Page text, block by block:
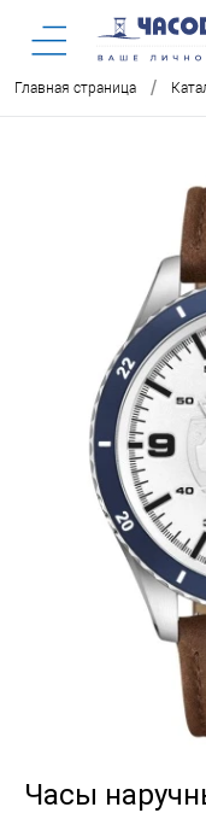
Главная страница /
Часы